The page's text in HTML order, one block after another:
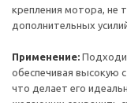
крепления мотора, не
дополнительных
Применение:
обеспечивая высокую
что делает его